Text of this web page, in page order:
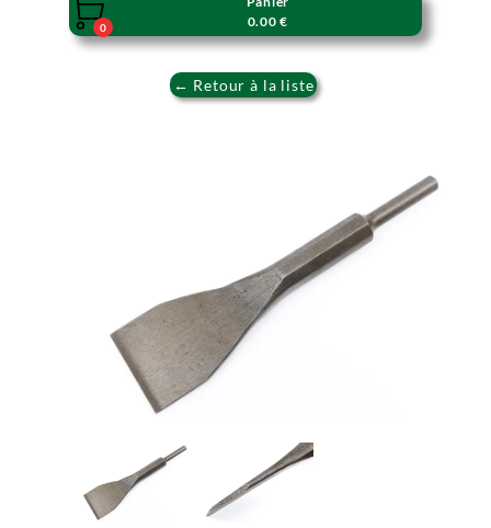

0
0.00 €
← Retour à la liste